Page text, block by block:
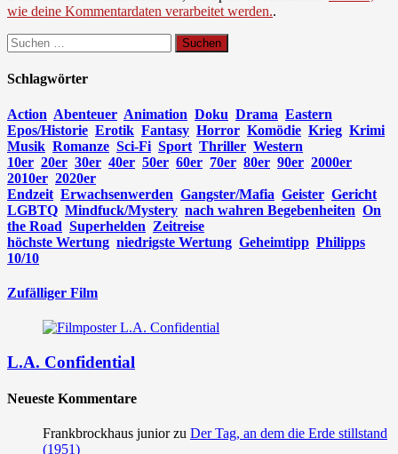
wie deine Kommentardaten verarbeitet werden..
Suchen
nach:
Schlagwörter
Action Abenteuer Animation Doku Drama Eastern
Epos/Historie Erotik Fantasy Horror Komödie Krieg Krimi
Musik Romanze Sci-Fi Sport Thriller Western
10er 20er 30er 40er 50er 60er 70er 80er 90er 2000er
2010er 2020er
Endzeit Erwachsenwerden Gangster/Mafia Geister Gericht
LGBTQ Mindfuck/Mystery nach wahren Begebenheiten On
the Road Superhelden Zeitreise
höchste Wertung niedrigste Wertung Geheimtipp Philipps
10/10
Zufälliger Film
L.A. Confidential
Neueste Kommentare
Frankbrockhaus junior zu Der Tag, an dem die Erde stillstand
(1951)